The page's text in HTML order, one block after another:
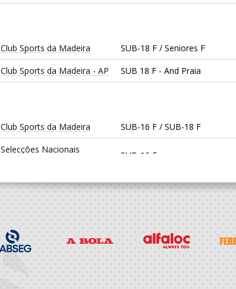
Club Sports da Madeira
SUB-18 F / Seniores F
Club Sports da Madeira - AP SUB 18 F - And Praia
Club Sports da Madeira SUB-16 F / SUB-18 F
Selecções Nacionais
SUB-16 F
Club Sports da Madeira SUB-15 F / SUB-17 F
Selecções Nacionais
Femininas
SUB-15 F